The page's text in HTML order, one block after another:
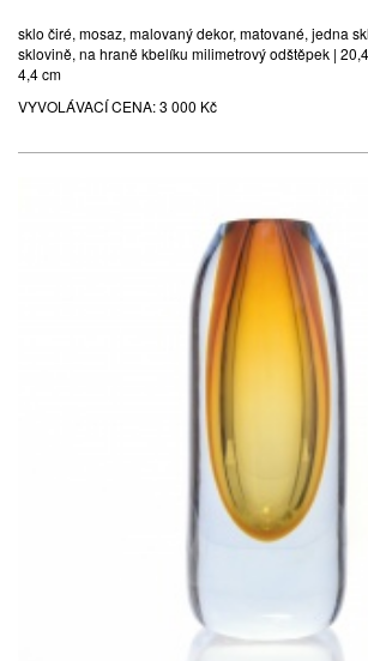
sklo čiré, mosaz, malovaný dekor, matované, jedna
sklovině, na hraně kbelíku milimetrový odštěpek |
4,4 cm
VYVOLÁVACÍ CENA:3 000 Kč